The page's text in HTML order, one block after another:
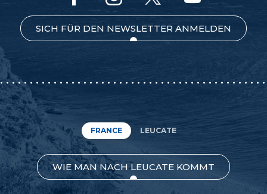
SICH FÜR DEN NEWSLETTER ANMELDEN
FRANCE LEUCATE
WIE MAN NACH LEUCATE KOMMT